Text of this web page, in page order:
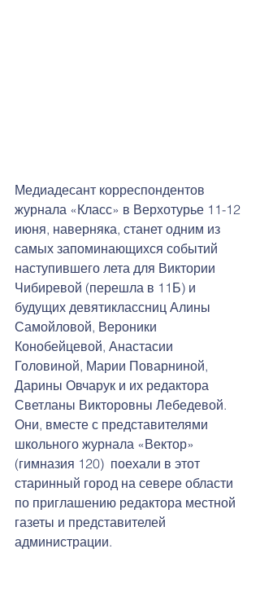
Медиадесант корреспондентов
журнала «Класс» в Верхотурье 11-12
июня, наверняка, станет одним из
самых запоминающихся событий
наступившего лета для Виктории
Чибиревой (перешла в 11Б) и
будущих девятиклассниц Алины
Самойловой, Вероники
Конобейцевой, Анастасии
Головиной, Марии Поварниной,
Дарины Овчарук и их редактора
Светланы Викторовны Лебедевой.
Они, вместе с представителями
школьного журнала «Вектор»
(гимназия 120)  поехали в этот
старинный город на севере области
по приглашению редактора местной
газеты и представителей
администрации.